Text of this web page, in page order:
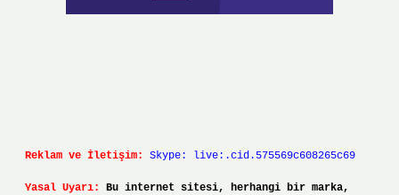
Reklam ve İletişim: Skype: live:.cid.575569c608265c69
Yasal Uyarı:
Bu internet sitesi, herhangi bir marka,